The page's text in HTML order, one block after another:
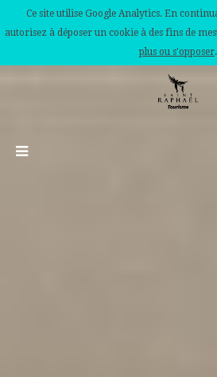
Ce site utilise Google Analytics. En
autorisez à déposer un cookie à des fins de
plus ou s'opposer.